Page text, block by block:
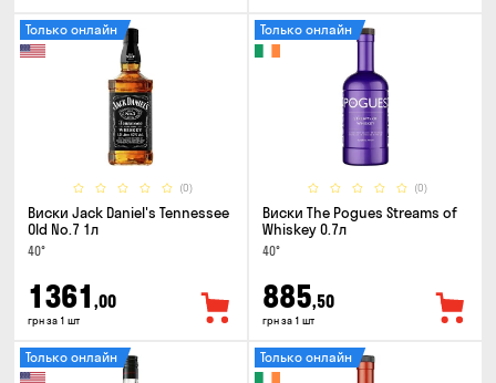
(0)
Только онлайн
Виски Jack Daniel's Tennessee
Old No.7 1л
40°
1361 ,00
грн за 1 шт
(0)
Только онлайн
Виски The Pogues Streams of
Whiskey 0.7л
40°
885,50
грн за 1 шт
Только онлайн Только онлайн